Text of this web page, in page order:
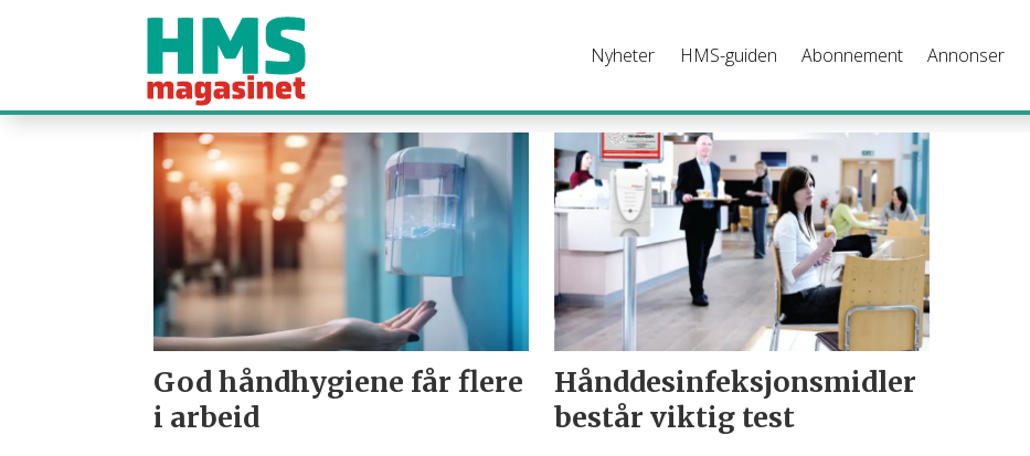
Nyheter HMS-guiden Abonnement Annonser
håndhygiene
God håndhygiene får flere
i arbeid
Hånddesinfeksjonsmidler
består viktig test